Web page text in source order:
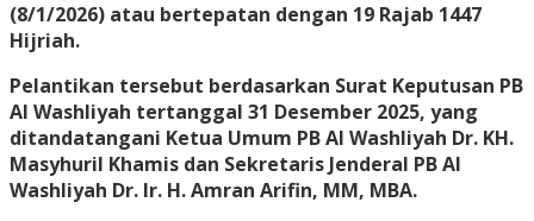
(8/1/2026) atau bertepatan dengan 19 Rajab 1447
Hijriah.
Pelantikan tersebut berdasarkan Surat Keputusan PB
Al Washliyah tertanggal 31 Desember 2025, yang
ditandatangani Ketua Umum PB Al Washliyah Dr. KH.
Masyhuril Khamis dan Sekretaris Jenderal PB Al
Washliyah Dr. Ir. H. Amran Arifin, MM, MBA.